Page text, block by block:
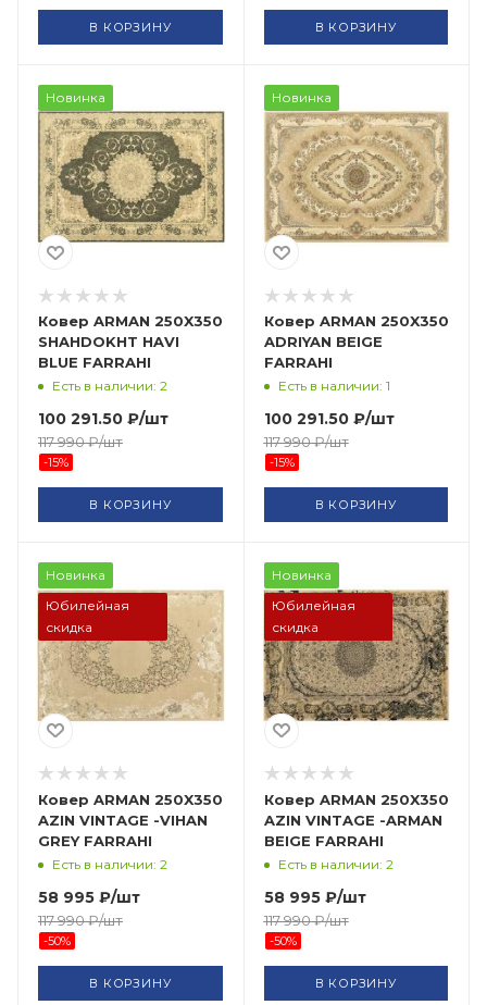
В КОРЗИНУ В КОРЗИНУ
Новинка
Ковер ARMAN 250X350
SHAHDOKHT HAVI
BLUE FARRAHI
Есть в наличии: 2
100 291.50 ₽/шт
117 990₽/шт
-15%
В КОРЗИНУ
Новинка
Ковер ARMAN 250X350
ADRIYAN BEIGE
FARRAHI
Есть в наличии: 1
100 291.50₽/шт
117 990₽/шт
-15%
В КОРЗИНУ
Новинка
Юбилейная
скидка
Ковер ARMAN 250X350
AZIN VINTAGE -VIHAN
GREY FARRAHI
Есть в наличии: 2
58 995 ₽/шт
117 990₽/шт
-50%
В КОРЗИНУ
Новинка
Юбилейная
скидка
Ковер ARMAN 250X350
AZIN VINTAGE -ARMAN
BEIGE FARRAHI
Есть в наличии: 2
58 995₽/шт
117 990₽/шт
-50%
В КОРЗИНУ